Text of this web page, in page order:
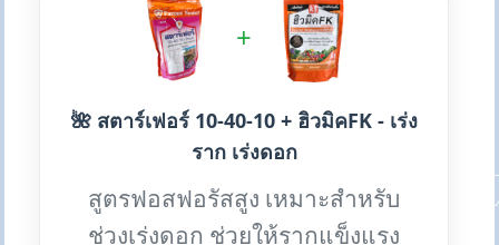
+
🌺 สตาร์เฟอร์ 10-40-10 + ฮิวมิคFK - เร่ง
ราก เร่งดอก
สูตรฟอสฟอรัสสูง เหมาะสำหรับ
ช่วงเร่งดอก ช่วยให้รากแข็งแรง